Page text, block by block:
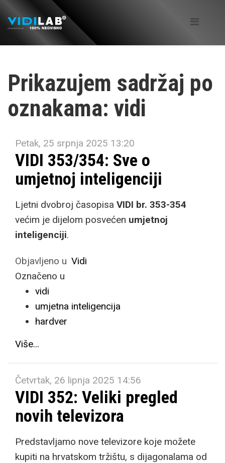
Prikazujem sadržaj po
oznakama: vidi
Petak, 25 srpnja 2025 13:20
VIDI 353/354: Sve o
umjetnoj inteligenciji
Ljetni dvobroj časopisa VIDI br. 353-354
većim je dijelom posvećen umjetnoj
inteligenciji.
Objavljeno u Vidi
Označeno u
vidi
umjetna inteligencija
hardver
Više...
Četvrtak, 26 lipnja 2025 14:56
VIDI 352: Veliki pregled
novih televizora
Predstavljamo nove televizore koje možete
kupiti na hrvatskom tržištu, s dijagonalama od